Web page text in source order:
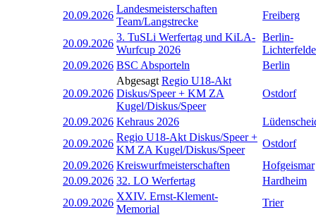
20.09.2026
Landesmeisterschaften
Team/Langstrecke
Freiberg
20.09.2026
3. TuSLi Werfertag und KiLA-
Wurfcup 2026
Berlin-
Lichterfelde
20.09.2026 BSC Absporteln Berlin
20.09.2026
Abgesagt Regio U18-Akt
Diskus/Speer + KM ZA
Kugel/Diskus/Speer
Ostdorf
20.09.2026 Kehraus 2026
20.09.2026
Regio U18-Akt Diskus/Speer +
KM ZA Kugel/Diskus/Speer
Ostdorf
20.09.2026 Kreiswurfmeisterschaften
Hofgeismar
20.09.2026 32. LO Werfertag
Hardheim
20.09.2026
XXIV. Ernst-Klement-
Memorial
Trier